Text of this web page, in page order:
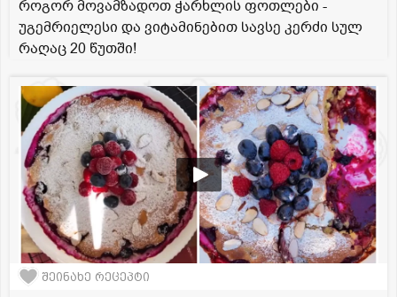
როგორ მოვამზადოთ ჭარხლის ფოთლები -
უგემრიელესი და ვიტამინებით სავსე კერძი სულ
რაღაც 20 წუთში!
შეინახე რეცეპტი